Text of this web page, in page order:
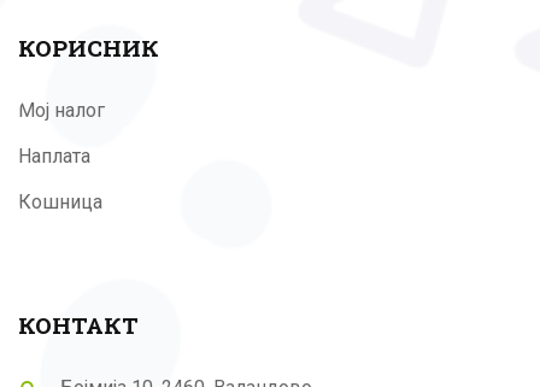
КОРИСНИК
Мој налог
Наплата
Кошница
КОНТАКТ